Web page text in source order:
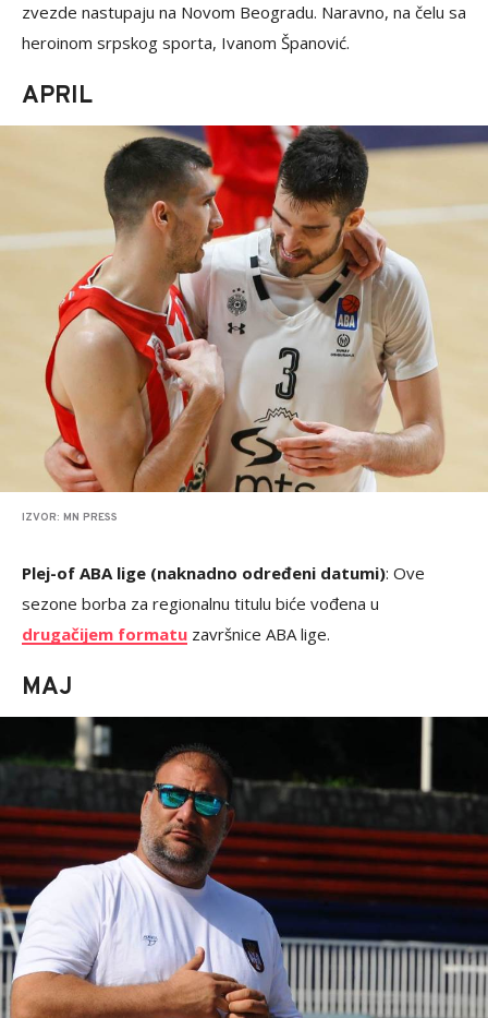
zvezde nastupaju na Novom Beogradu. Naravno, na čelu sa
heroinom srpskog sporta, Ivanom Španović.
APRIL
IZVOR: MN PRESS
Plej-of ABA lige (naknadno određeni datumi): Ove
sezone borba za regionalnu titulu biće vođena u
drugačijem formatu završnice ABA lige.
MAJ